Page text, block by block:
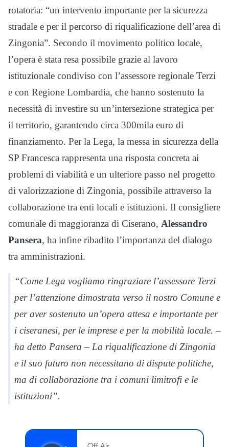
rotatoria: “un intervento importante per la sicurezza
stradale e per il percorso di riqualificazione dell’area di
Zingonia”. Secondo il movimento politico locale,
l’opera è stata resa possibile grazie al lavoro
istituzionale condiviso con l’assessore regionale Terzi
e con Regione Lombardia, che hanno sostenuto la
necessità di investire su un’intersezione strategica per
il territorio, garantendo circa 300mila euro di
finanziamento. Per la Lega, la messa in sicurezza della
SP Francesca rappresenta una risposta concreta ai
problemi di viabilità e un ulteriore passo nel progetto
di valorizzazione di Zingonia, possibile attraverso la
collaborazione tra enti locali e istituzioni. Il consigliere
comunale di maggioranza di Ciserano, Alessandro
Pansera, ha infine ribadito l’importanza del dialogo
tra amministrazioni.
“Come Lega vogliamo ringraziare l’assessore Terzi
per l’attenzione dimostrata verso il nostro Comune e
per aver sostenuto un’opera attesa e importante per
i ciseranesi, per le imprese e per la mobilità locale. –
ha detto Pansera – La riqualificazione di Zingonia
e il suo futuro non necessitano di dispute politiche,
ma di collaborazione tra i comuni limitrofi e le
istituzioni”.